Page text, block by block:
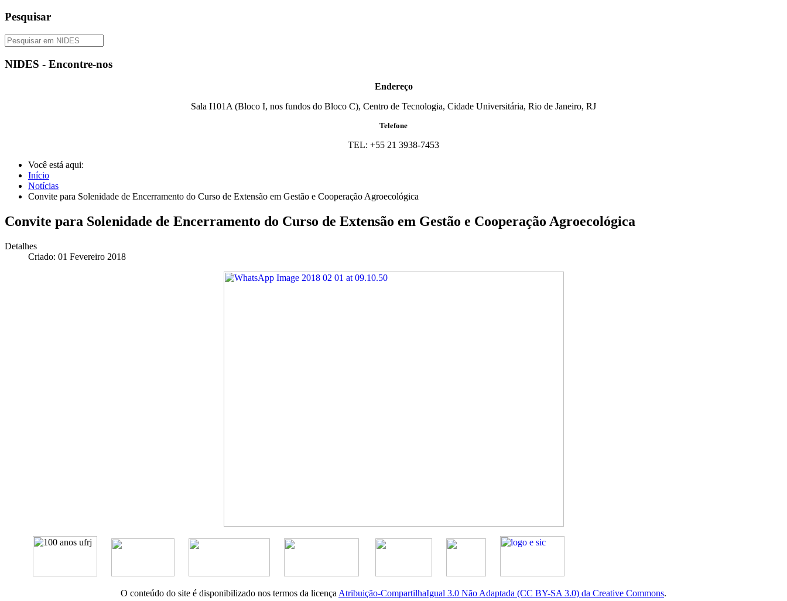
Pesquisar
NIDES - Encontre-nos
Endereço
Sala I101A (Bloco I, nos fundos do Bloco C), Centro de Tecnologia, Cidade Universitária, Rio de Janeiro, RJ
Telefone
TEL: +55 21 3938-7453
Você está aqui:
Início
Notícias
Convite para Solenidade de Encerramento do Curso de Extensão em Gestão e Cooperação Agroecológica
Convite para Solenidade de Encerramento do Curso de Extensão em Gestão e Cooperação Agroecológica
Detalhes
Criado: 01 Fevereiro 2018
O conteúdo do site é disponibilizado nos termos da licença Atribuição-CompartilhaIgual 3.0 Não Adaptada (CC BY-SA 3.0) da Creative Commons.